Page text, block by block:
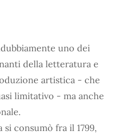
uno dei
della letteratura e
artistica - che
limitativo - ma anche
si consumò fra il 1799,